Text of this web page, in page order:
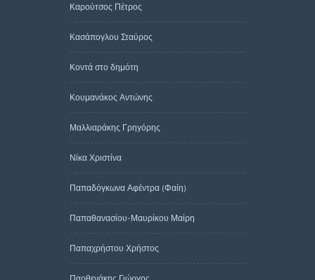
Καρούτσος Πέτρος
Κασάπογλου Σταύρος
Κοντά στο δημότη
Κουμανάκος Αντώνης
Μαλλιαράκης Γρηγόρης
Νίκα Χριστίνα
Παπαδόγκωνα Αφέντρα (Φαίη)
Παπαθανασίου-Μαυρίκου Μαίρη
Παπαχρήστου Χρήστος